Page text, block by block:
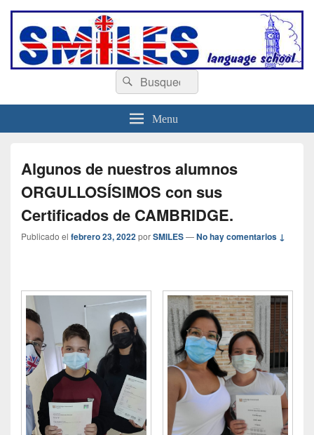
escuelasmiles.es
Buscar
por:
Buscar
Menu
Algunos de nuestros alumnos
ORGULLOSÍSIMOS con sus
Certificados de CAMBRIDGE.
Publicado el febrero 23, 2022porSMILES—No hay comentarios ↓